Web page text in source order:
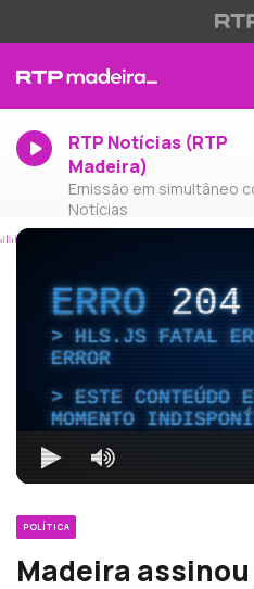
RTP Notícias (RTP
Madeira)
Emissão em simultâneo
Notícias
ERRO204
HLS.JS FATAL
ERROR
ESTE CONTEÚDO
MOMENTO
POLÍTICA
Madeira